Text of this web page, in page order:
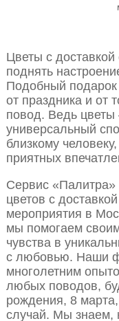
Цветы с
поднять
Подобный подарок
от праздника и от
повод. Ведь
универсальный
близкому
приятных
Сервис
цветов с
мероприятия в
мы помогаем
чувства в
с любовью. Наши
многолетним
любых поводов,
рождения, 8
случай. Мы знаем,